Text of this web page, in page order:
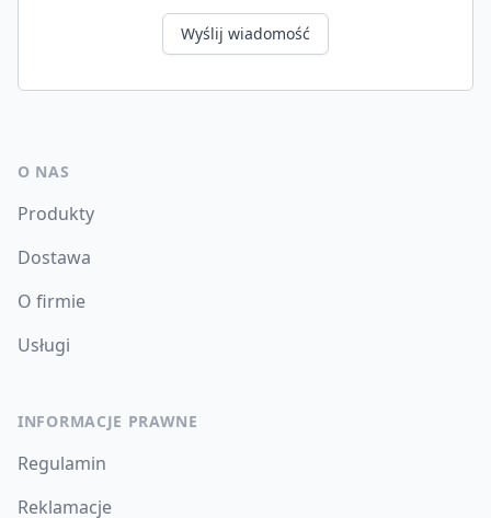
Wyślij wiadomość
O NAS
Produkty
Dostawa
O firmie
Usługi
INFORMACJE PRAWNE
Regulamin
Reklamacje